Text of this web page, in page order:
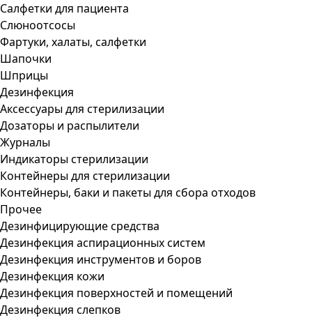
Салфетки для пациента
Слюноотсосы
Фартуки, халаты, салфетки
Шапочки
Шприцы
Дезинфекция
Аксессуары для стерилизации
Дозаторы и распылители
Журналы
Индикаторы стерилизации
Контейнеры для стерилизации
Контейнеры, баки и пакеты для сбора отходов
Прочее
Дезинфицирующие средства
Дезинфекция аспирационных систем
Дезинфекция инструментов и боров
Дезинфекция кожи
Дезинфекция поверхностей и помещений
Дезинфекция слепков